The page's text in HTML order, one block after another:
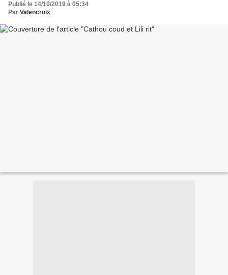
Publié le 14/10/2019 à 05:34
Par Valencroix